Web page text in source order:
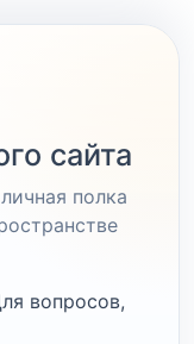
сайта
полка
вопросов,